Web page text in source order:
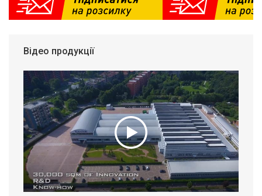
Відео продукції